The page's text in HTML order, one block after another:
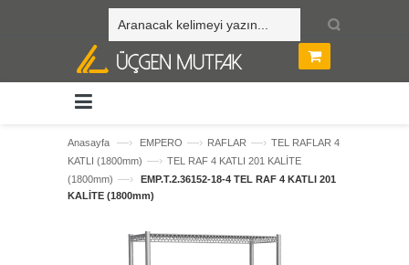
Anasayfa —› EMPERO —› RAFLAR —› TEL RAFLAR 4
KATLI (1800mm) —› TEL RAF 4 KATLI 201 KALİTE
(1800mm) —›
EMP.T.2.36152-18-4 TEL RAF 4 KATLI 201
KALİTE (1800mm)